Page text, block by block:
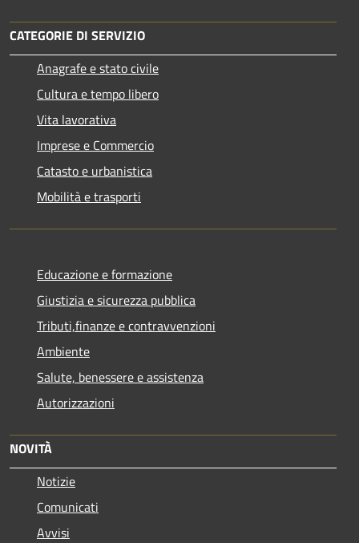
CATEGORIE DI SERVIZIO
Anagrafe e stato civile
Cultura e tempo libero
Vita lavorativa
Imprese e Commercio
Catasto e urbanistica
Mobilità e trasporti
Educazione e formazione
Giustizia e sicurezza pubblica
Tributi,finanze e contravvenzioni
Ambiente
Salute, benessere e assistenza
Autorizzazioni
NOVITÀ
Notizie
Comunicati
Avvisi